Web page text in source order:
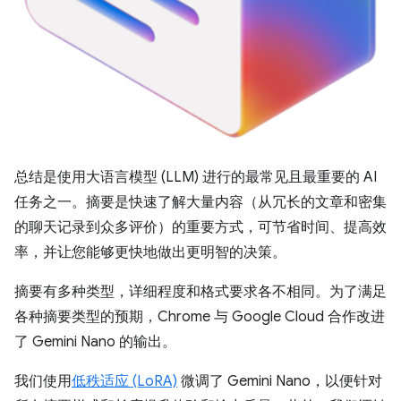
总结是使用大语言模型 (LLM) 进行的最常见且最重要的 AI
任务之一。摘要是快速了解大量内容（从冗长的文章和密集
的聊天记录到众多评价）的重要方式，可节省时间、提高效
率，并让您能够更快地做出更明智的决策。
摘要有多种类型，详细程度和格式要求各不相同。为了满足
各种摘要类型的预期，Chrome 与 Google Cloud 合作改进
了 Gemini Nano 的输出。
我们使用低秩适应 (LoRA) 微调了 Gemini Nano，以便针对